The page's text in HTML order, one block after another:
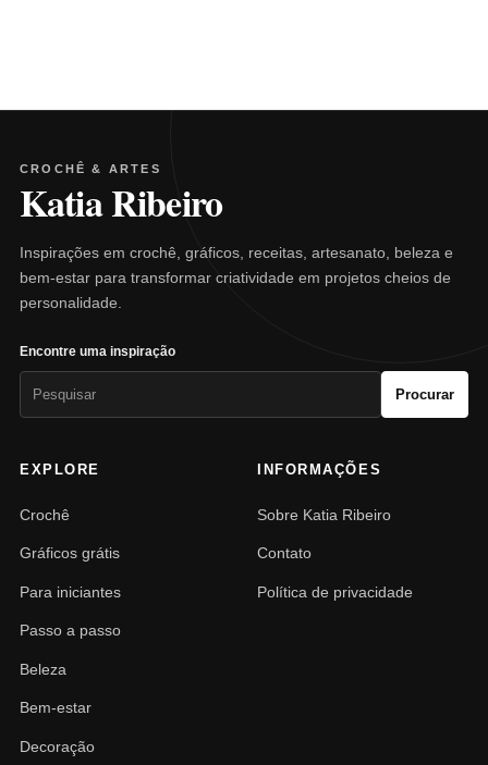
CROCHÊ & ARTES
Katia Ribeiro
Inspirações em crochê, gráficos, receitas, artesanato, beleza e
bem-estar para transformar criatividade em projetos cheios de
personalidade.
Encontre uma inspiração
Procurar
EXPLORE
Crochê
Gráficos grátis
Para iniciantes
Passo a passo
Beleza
Bem-estar
Decoração
INFORMAÇÕES
Sobre Katia Ribeiro
Contato
Política de privacidade